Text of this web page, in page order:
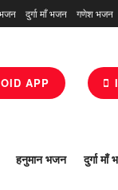
दुर्गा माँ भजन गणेश भजन
APP
हनुमान भजन दुर्गा